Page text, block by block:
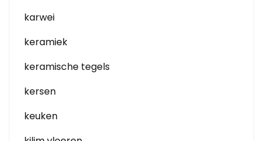
karwei
keramiek
keramische tegels
kersen
keuken